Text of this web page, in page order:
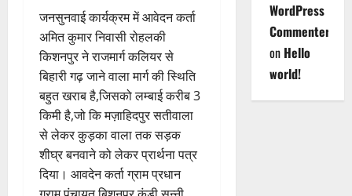
जनसुनवाई कार्यक्रम में आवेदन कर्ता
अमित कुमार निवासी रोहलकी
किशनपुर ने राजमार्ग कलियर से
बिहारी गढ़ जाने वाला मार्ग की स्थिति
बहुत खराब है,जिसको लम्बाई करीब 3
किमी है,जो कि मज़ाहिदपुर सतीवाला
से लेकर कुड़का वाला तक सड़क
शीघ्र बनवाने को लेकर प्रार्थना पत्र
दिया। आवदेन कर्ता ग्राम प्रधान
WordPress
Commenter
on Hello
world!